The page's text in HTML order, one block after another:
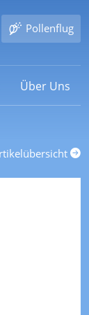
Pollenflug
Über Uns